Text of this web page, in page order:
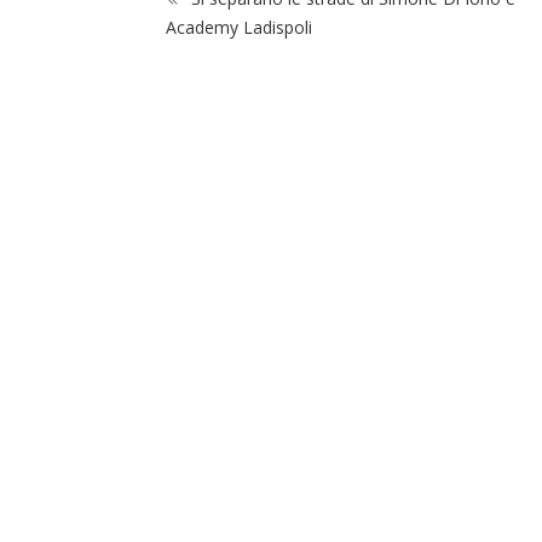
Academy Ladispoli